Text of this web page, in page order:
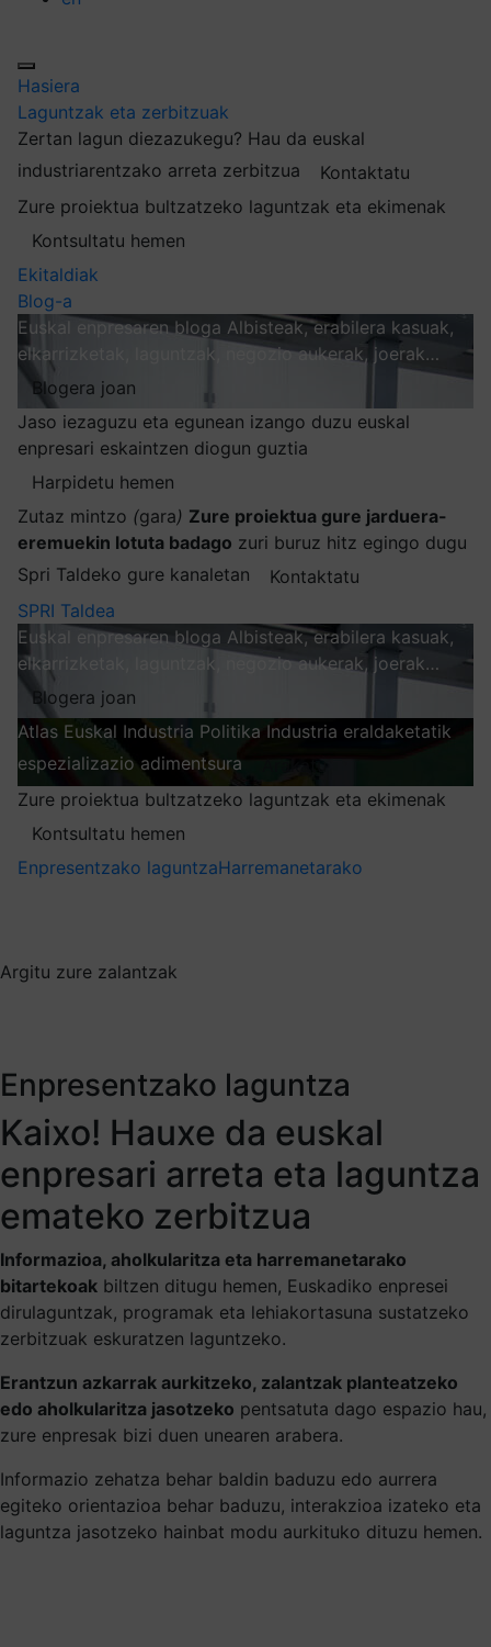
Hasiera
Laguntzak eta zerbitzuak
Zertan lagun diezazukegu? Hau da euskal
industriarentzako arreta zerbitzua
Kontaktatu
Zure proiektua bultzatzeko laguntzak eta ekimenak
Kontsultatu hemen
Ekitaldiak
Blog-a
Euskal enpresaren bloga Albisteak, erabilera kasuak,
elkarrizketak, laguntzak, negozio aukerak, joerak…
Blogera joan
Jaso iezaguzu eta egunean izango duzu euskal
enpresari eskaintzen diogun guztia
Harpidetu hemen
Zutaz mintzo (gara) Zure proiektua gure jarduera-
eremuekin lotuta badago zuri buruz hitz egingo dugu
Spri Taldeko gure kanaletan
Kontaktatu
SPRI Taldea
Euskal enpresaren bloga Albisteak, erabilera kasuak,
elkarrizketak, laguntzak, negozio aukerak, joerak…
Blogera joan
Atlas Euskal Industria Politika Industria eraldaketatik
espezializazio adimentsura
Zure proiektua bultzatzeko laguntzak eta ekimenak
Kontsultatu hemen
Enpresentzako laguntzaHarremanetarako
Argitu zure zalantzak
Enpresentzako laguntza
Kaixo! Hauxe da euskal
enpresari arreta eta laguntza
emateko zerbitzua
Informazioa, aholkularitza eta harremanetarako
bitartekoak biltzen ditugu hemen, Euskadiko enpresei
dirulaguntzak, programak eta lehiakortasuna sustatzeko
zerbitzuak eskuratzen laguntzeko.
Erantzun azkarrak aurkitzeko, zalantzak planteatzeko
edo aholkularitza jasotzeko pentsatuta dago espazio hau,
zure enpresak bizi duen unearen arabera.
Informazio zehatza behar baldin baduzu edo aurrera
egiteko orientazioa behar baduzu, interakzioa izateko eta
laguntza jasotzeko hainbat modu aurkituko dituzu hemen.